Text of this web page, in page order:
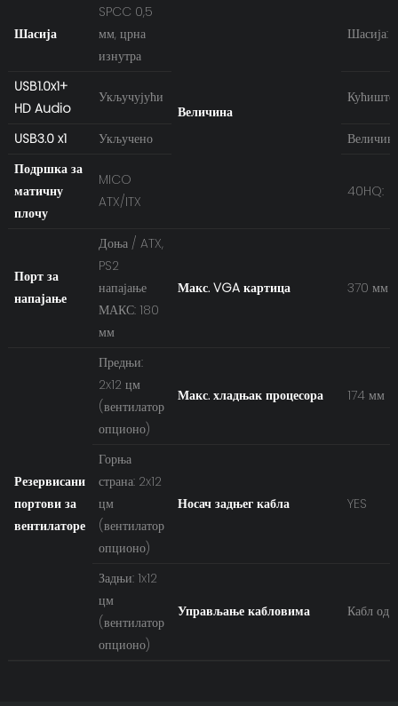
Шасија
SPCC 0,5
мм, црна
изнутра
Величина
USB1.0x1+
HD Audio
Укључујући
USB3.0 x1 Укључено
Подршка за
матичну
плочу
MICO
ATX/ITX
40HQ:
Порт за
напајање
Доња / ATX,
PS2
напајање
МАКС: 180
мм
Макс. VGA картица 370 мм
Резервисани
портови за
вентилаторе
Предњи:
2x12 цм
(вентилатор
опционо)
Макс. хладњак процесора 174 мм
Горња
страна: 2x12
цм
(вентилатор
опционо)
Носач задњег кабла YES
Задњи: 1x12
цм
(вентилатор
опционо)
Управљање кабловима Кабл од